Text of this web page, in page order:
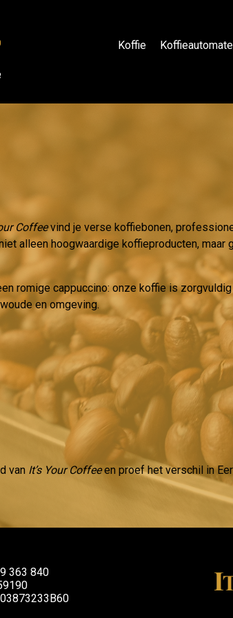
Koffie
Coffeevind je verse koffiebonen,
alleen hoogwaardige koffieproducten,
romige cappuccino: onze koffie is
en omgeving.
van It’s Your Coffeeen proef het verschil in
363 840